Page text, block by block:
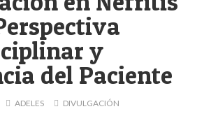
y
del Paciente
ADELES DIVULGACIÓN